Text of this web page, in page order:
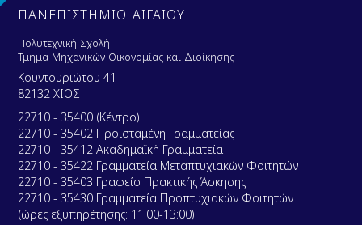
e
n
t
ΠΑΝΕΠΙΣΤΗΜΙΟ ΑΙΓΑΙΟΥ
Πολυτεχνική Σχολή
Τμήμα Μηχανικών Οικονομίας και Διοίκησης
Κουντουριώτου 41
82132 ΧΙΟΣ
22710 - 35400 (Κέντρο)
22710 - 35402 Προϊσταμένη Γραμματείας
22710 - 35412 Ακαδημαϊκή Γραμματεία
22710 - 35422 Γραμματεία Μεταπτυχιακών Φοιτητών
22710 - 35403 Γραφείο Πρακτικής Άσκησης
22710 - 35430 Γραμματεία Προπτυχιακών Φοιτητών
(ώρες εξυπηρέτησης: 11:00-13:00)